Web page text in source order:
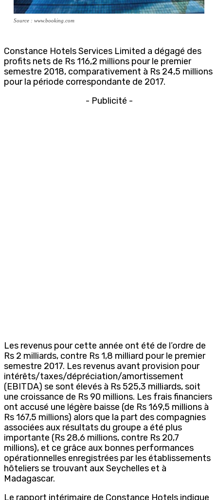
Source : www.booking.com
Constance Hotels Services Limited a dégagé des
profits nets de Rs 116,2 millions pour le premier
semestre 2018, comparativement à Rs 24,5 millions
pour la période correspondante de 2017.
- Publicité -
Les revenus pour cette année ont été de l’ordre de
Rs 2 milliards, contre Rs 1,8 milliard pour le premier
semestre 2017. Les revenus avant provision pour
intérêts/taxes/dépréciation/amortissement
(EBITDA) se sont élevés à Rs 525,3 milliards, soit
une croissance de Rs 90 millions. Les frais financiers
ont accusé une légère baisse (de Rs 169,5 millions à
Rs 167,5 millions) alors que la part des compagnies
associées aux résultats du groupe a été plus
importante (Rs 28,6 millions, contre Rs 20,7
millions), et ce grâce aux bonnes performances
opérationnelles enregistrées par les établissements
hôteliers se trouvant aux Seychelles et à
Madagascar.
Le rapport intérimaire de Constance Hotels indique